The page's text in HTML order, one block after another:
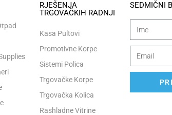
RJEŠENJA
TRGOVAČKIH RADNJI
Kasa Pultovi
Promotivne Korpe
Sistemi Polica
Trgovačke Korpe
Trgovačka Kolica
Rashladne Vitrine
SEDMIČNI